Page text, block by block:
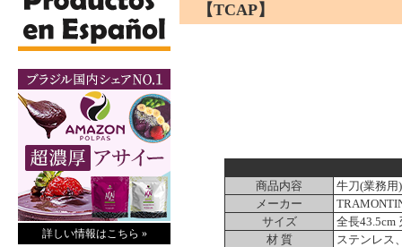
詳しい情報はこちら »
【TCAP】
商品内容
牛刀(業務用)
メーカー
サイズ
全長43.5cm
材 質
ステンレス